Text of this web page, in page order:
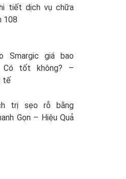
tiết dịch vụ chữa
108
Smargic giá bao
Có tốt không? –
tế
trị sẹo rỗ bằng
Gọn – Hiệu Quả